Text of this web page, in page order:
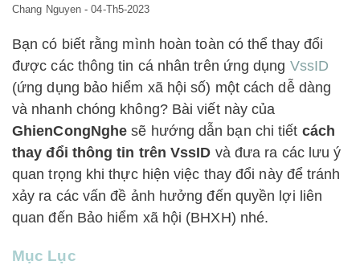
Chang Nguyen -04-Th5-2023
Bạn có biết rằng mình hoàn toàn có thể thay đổi
được các thông tin cá nhân trên ứng dụng VssID
(ứng dụng bảo hiểm xã hội số) một cách dễ dàng
và nhanh chóng không? Bài viết này của
GhienCongNghe sẽ hướng dẫn bạn chi tiết cách
thay đổi thông tin trên VssID và đưa ra các lưu ý
quan trọng khi thực hiện việc thay đổi này để tránh
xảy ra các vấn đề ảnh hưởng đến quyền lợi liên
quan đến Bảo hiểm xã hội (BHXH) nhé.
Mục Lục